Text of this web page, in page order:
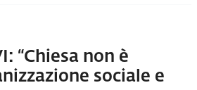
“Chiesa non è
sociale e